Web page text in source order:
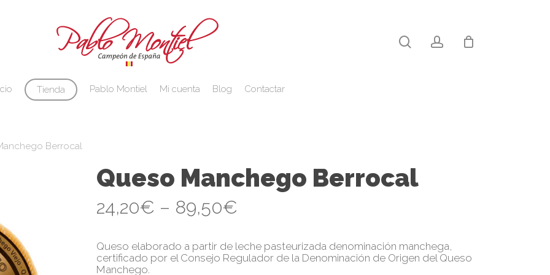
Tienda Pablo Montiel Mi cuenta Blog Contactar
Cart
Berrocal
Queso Manchego Berrocal
24,20€ – 89,50€
Queso elaborado a partir de leche pasteurizada denominación manchega,
certificado por el Consejo Regulador de la Denominación de Origen del Queso
Manchego.